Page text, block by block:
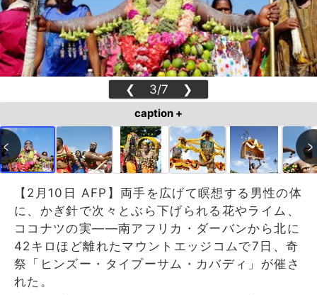
❮ 3/7 ❯
caption +
【2月10日 AFP】両手を広げて瞑想する男性の体
に、かぎ針で次々とぶら下げられる花やライム、
ココナツの実――南アフリカ・ダーバンから北に
42キロほど離れたマウントエッジコムで7日、奇
祭「ヒンズー・タイプーサム・カバディ」が催さ
れた。